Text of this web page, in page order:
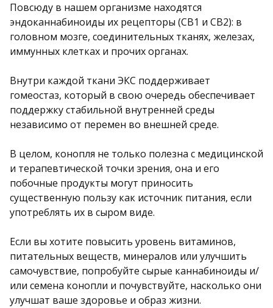
Повсюду в нашем организме находятся
эндоканнабиноиды их рецепторы (СВ1 и СВ2): в
головном мозге, соединительных тканях, железах,
иммунных клетках и прочих органах.
Внутри каждой ткани ЭКС поддерживает
гомеостаз, который в свою очередь обеспечивает
поддержку стабильной внутренней среды
независимо от перемен во внешней среде.
В целом, конопля не только полезна с медицинской
и терапевтической точки зрения, она и его
побочные продукты могут приносить
существенную пользу как источник питания, если
употреблять их в сыром виде.
Если вы хотите повысить уровень витаминов,
питательных веществ, минералов или улучшить
самочувствие, попробуйте сырые каннабиноиды и/
или семена конопли и почувствуйте, насколько они
улучшат ваше здоровье и образ жизни.